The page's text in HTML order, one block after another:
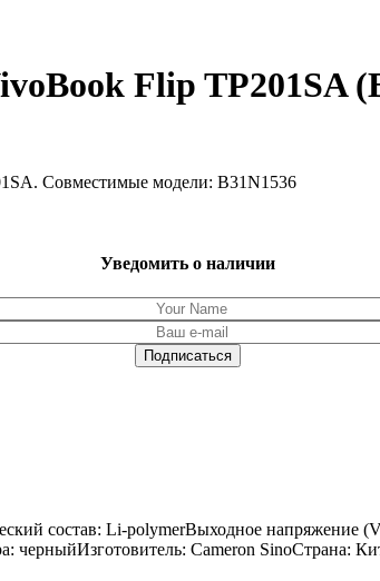
Flip TP201SA
Совместимые модели: B31N1536
Уведомить о наличии
состав: Li-polymerВыходное напряжение
черныйИзготовитель: Cameron SinoСтрана: